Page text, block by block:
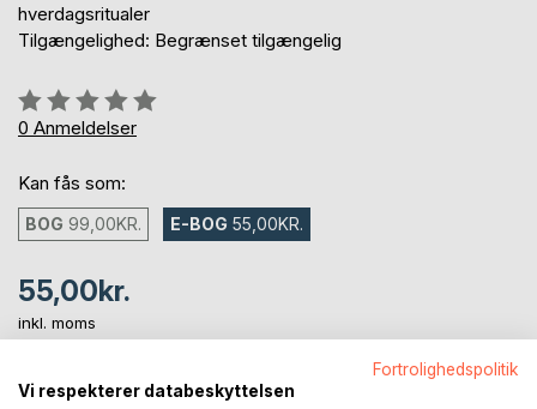
hverdagsritualer
Tilgængelighed: Begrænset tilgængelig
Anmeldelse::
0%
0 Anmeldelser
Kan fås som:
BOG 99,00KR. E-BOG 55,00KR.
55,00kr.
inkl. moms
Tilgængelig som download
Fortrolighedspolitik
Vi respekterer databeskyttelsen